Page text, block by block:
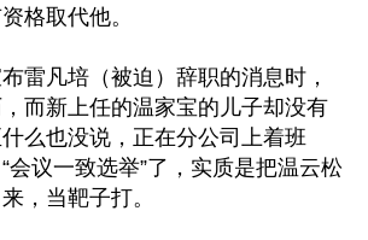
格取代他。
雷凡培（被迫）辞职的消息时，
而新上任的温家宝的儿子却没有
么也没说，正在分公司上着班
会议一致选举”了，实质是把温云松
，当靶子打。